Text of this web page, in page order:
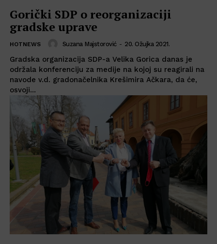
Gorički SDP o reorganizaciji
gradske uprave
HOTNEWS Suzana Majstorović - 20. Ožujka 2021.
Gradska organizacija SDP-a Velika Gorica danas je
održala konferenciju za medije na kojoj su reagirali na
navode v.d. gradonačelnika Krešimira Ačkara, da će,
osvoji...